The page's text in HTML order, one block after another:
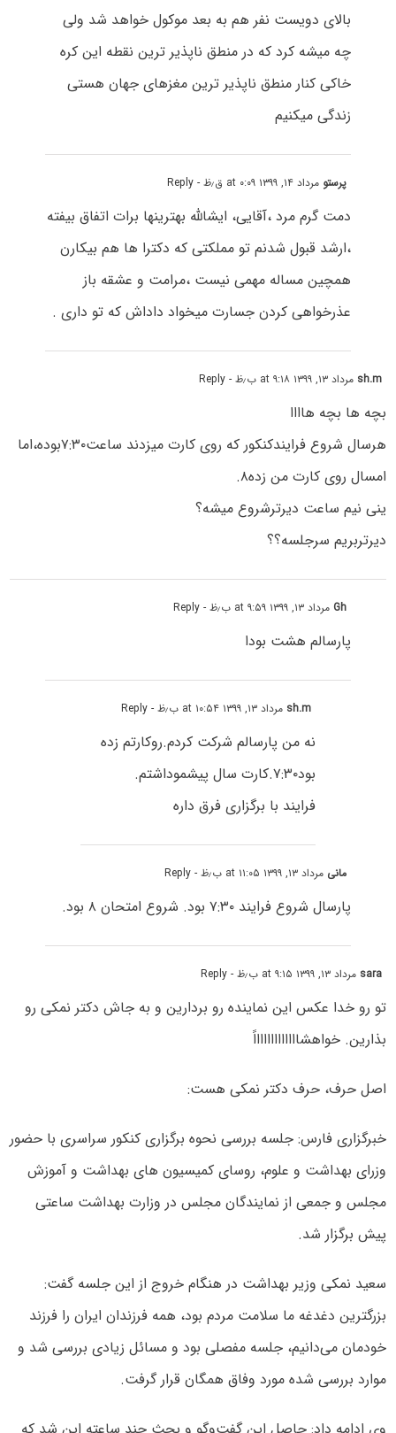
بالای دویست نفر هم به بعد موکول خواهد شد ولی
چه میشه کرد که در منطق ناپذیر ترین نقطه این کره
خاکی کنار منطق ناپذیر ترین مغزهای جهان هستی
زندگی میکنیم
پرستو مرداد ۱۴, ۱۳۹۹ at ۰:۰۹ ق٫ظ - Reply
دمت گرم مرد ،آقایی، ایشالله بهترینها برات اتفاق بیفته
،ارشد قبول شدنم تو مملکتی که دکترا ها هم بیکارن
همچین مساله مهمی نیست ،مرامت و عشقه باز
عذرخواهی کردن جسارت میخواد داداش که تو داری .
sh.m مرداد ۱۳, ۱۳۹۹ at ۹:۱۸ ب٫ظ - Reply
بچه ها بچه هاااا
هرسال شروع فرایندکنکور که روی کارت میزدند ساعت۷:۳۰بوده،اما
امسال روی کارت من زده۸.
ینی نیم ساعت دیرترشروع میشه؟
دیرتربریم سرجلسه؟؟
Gh مرداد ۱۳, ۱۳۹۹ at ۹:۵۹ ب٫ظ - Reply
پارسالم هشت بودا
sh.m مرداد ۱۳, ۱۳۹۹ at ۱۰:۵۴ ب٫ظ - Reply
نه من پارسالم شرکت کردم.روکارتم زده
بود۷:۳۰.کارت سال پیشموداشتم.
فرایند با برگزاری فرق داره
مانی مرداد ۱۳, ۱۳۹۹ at ۱۱:۰۵ ب٫ظ - Reply
پارسال شروع فرایند ۷:۳۰ بود. شروع امتحان ۸ بود.
sara مرداد ۱۳, ۱۳۹۹ at ۹:۱۵ ب٫ظ - Reply
تو رو خدا عکس این نماینده رو بردارین و به جاش دکتر نمکی رو
بذارین. خواهشاااااااااااااً
اصل حرف، حرف دکتر نمکی هست:
خبرگزاری فارس: جلسه بررسی نحوه برگزاری کنکور سراسری با حضور
وزرای بهداشت و علوم، روسای کمیسیون های بهداشت و آموزش
مجلس و جمعی از نمایندگان مجلس در وزارت بهداشت ساعتی
پیش برگزار شد.
سعید نمکی وزیر بهداشت در هنگام خروج از این جلسه گفت:
بزرگترین دغدغه ما سلامت مردم بود، همه فرزندان ایران را فرزند
خودمان می‌دانیم، جلسه مفصلی بود و مسائل زیادی بررسی شد و
موارد بررسی شده مورد وفاق همگان قرار گرفت.